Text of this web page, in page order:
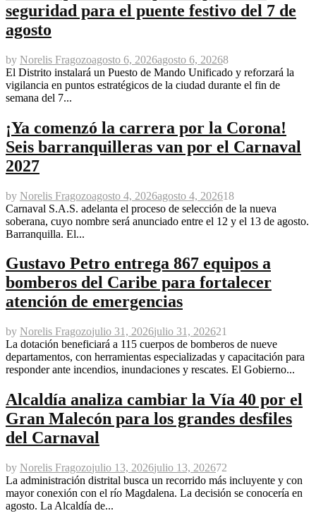
seguridad para el puente festivo del 7 de
agosto
by Norelis Fragozoagosto 6, 2026agosto 6, 20268
El Distrito instalará un Puesto de Mando Unificado y reforzará la
vigilancia en puntos estratégicos de la ciudad durante el fin de
semana del 7...
¡Ya comenzó la carrera por la Corona!
Seis barranquilleras van por el Carnaval
2027
by Norelis Fragozoagosto 4, 2026agosto 4, 202618
Carnaval S.A.S. adelanta el proceso de selección de la nueva
soberana, cuyo nombre será anunciado entre el 12 y el 13 de agosto.
Barranquilla. El...
Gustavo Petro entrega 867 equipos a
bomberos del Caribe para fortalecer
atención de emergencias
by Norelis Fragozojulio 31, 2026julio 31, 202621
La dotación beneficiará a 115 cuerpos de bomberos de nueve
departamentos, con herramientas especializadas y capacitación para
responder ante incendios, inundaciones y rescates. El Gobierno...
Alcaldía analiza cambiar la Vía 40 por el
Gran Malecón para los grandes desfiles
del Carnaval
by Norelis Fragozojulio 13, 2026julio 13, 202672
La administración distrital busca un recorrido más incluyente y con
mayor conexión con el río Magdalena. La decisión se conocería en
agosto. La Alcaldía de...